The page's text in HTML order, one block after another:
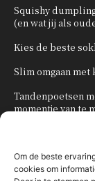
Om de beste
cookies om
Squishy
(en wat jij als
Kies de beste
Slim omgaan
Tandenpoetsen
momentje van te
Zo organiseer je
POPULAIRE